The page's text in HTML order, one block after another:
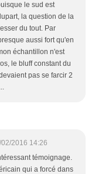
le sud est
la question de la
du tout. Par
aussi fort qu'en
échantillon n'est
le bluff constant du
pas se farcir 2
02/2016 14:26
témoignage.
qui a forcé dans